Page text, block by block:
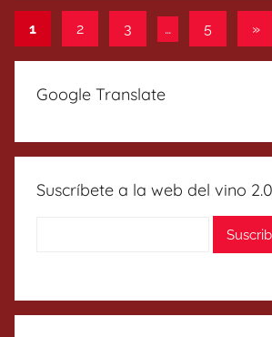
Paginación
de
entradas
1 2 3 … 5 »
Google Translate
Suscríbete a la web del vino